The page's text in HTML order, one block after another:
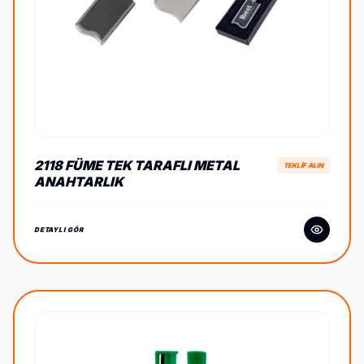
2118 FÜME TEK TARAFLI METAL
ANAHTARLIK
TEKLİF ALIN
DETAYLI GÖR